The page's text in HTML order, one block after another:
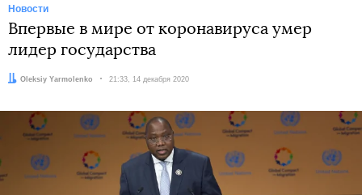
Новости
Впервые в мире от коронавируса умер
лидер государства
Автор:
Oleksiy Yarmolenko Дата:
21:33, 14 декабря 2020